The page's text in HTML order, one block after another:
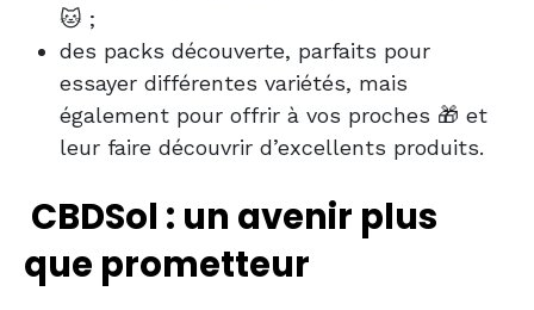
🐱 ;
des packs découverte, parfaits pour
essayer différentes variétés, mais
également pour offrir à vos proches 🎁 et
leur faire découvrir d’excellents produits.
CBDSol : un avenir plus
que prometteur